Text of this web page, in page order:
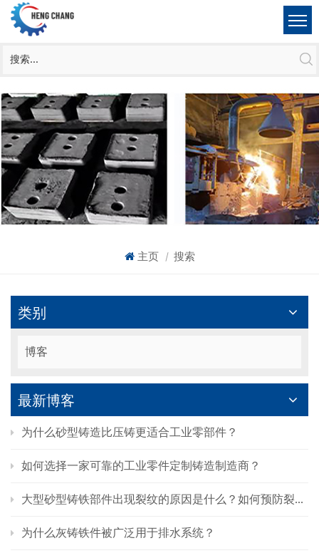
主页 | 搜索
类别
博客
最新博客
为什么砂型铸造比压铸更适合工业零部件？
如何选择一家可靠的工业零件定制铸造制造商？
大型砂型铸铁部件出现裂纹的原因是什么？如何预防裂纹的产生？
为什么灰铸铁件被广泛用于排水系统？